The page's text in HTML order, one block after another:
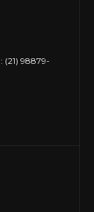
(21) 98879-